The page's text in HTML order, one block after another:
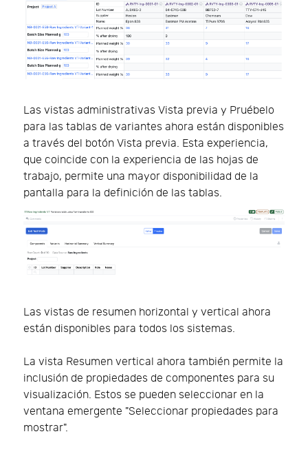
Las vistas administrativas Vista previa y Pruébelo
para las tablas de variantes ahora están disponibles
a través del botón Vista previa. Esta experiencia,
que coincide con la experiencia de las hojas de
trabajo, permite una mayor disponibilidad de la
pantalla para la definición de las tablas.
Las vistas de resumen horizontal y vertical ahora
están disponibles para todos los sistemas.
La vista Resumen vertical ahora también permite la
inclusión de propiedades de componentes para su
visualización. Estos se pueden seleccionar en la
ventana emergente "Seleccionar propiedades para
mostrar".